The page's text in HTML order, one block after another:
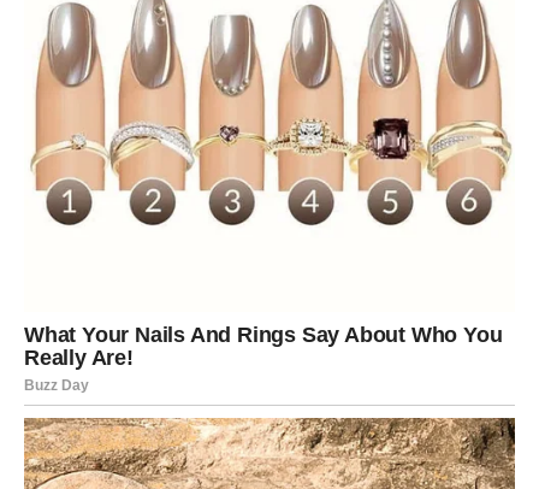
za kontrolom. Takve osobe često pokušavaju preuzeti
vođstvo u svakoj situaciji, bilo da se radi o privatnim ili
poslovnim odnosima. Njihova opsesija kontrolom obično
dolazi iz vlastitih nesigurnosti i straha od gubitka moći.
Na primjer, možda imate prijatelja koji uvijek želi odlučiti
gdje ćete ići na večeru, a da pritom nikada ne uzima u
obzir vaše želje. Ove osobe će pokušati nametnuti svoja
pravila i uvjerenja, često ignorirajući vaše potrebe i želje.
Patološko laganje
U svijetu koji je ispunjen različitim oblicima komunikacije,
patološko laganje predstavlja još jedan ključni pokazatelj